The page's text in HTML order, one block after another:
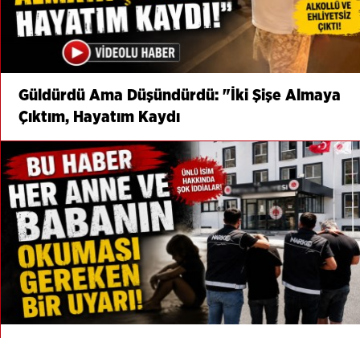
Güldürdü Ama Düşündürdü: "İki Şişe Almaya
Çıktım, Hayatım Kaydı